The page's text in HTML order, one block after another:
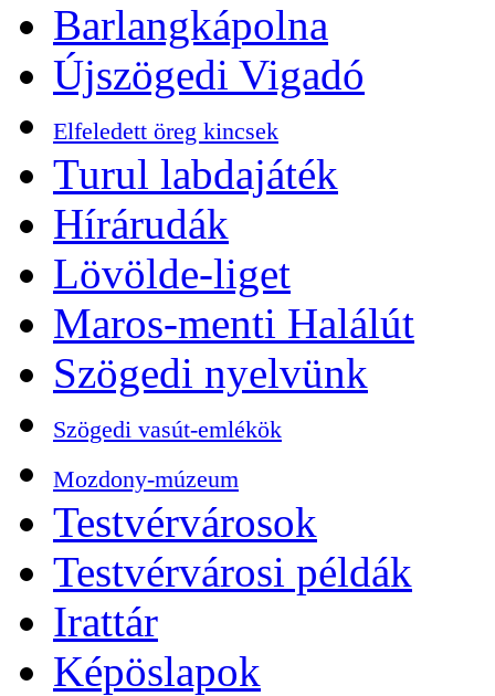
Barlangkápolna
Újszögedi Vigadó
Elfeledett öreg kincsek
Turul labdajáték
Hírárudák
Lövölde-liget
Maros-menti Halálút
Szögedi nyelvünk
Szögedi vasút-emlékök
Mozdony-múzeum
Testvérvárosok
Testvérvárosi példák
Irattár
Képöslapok